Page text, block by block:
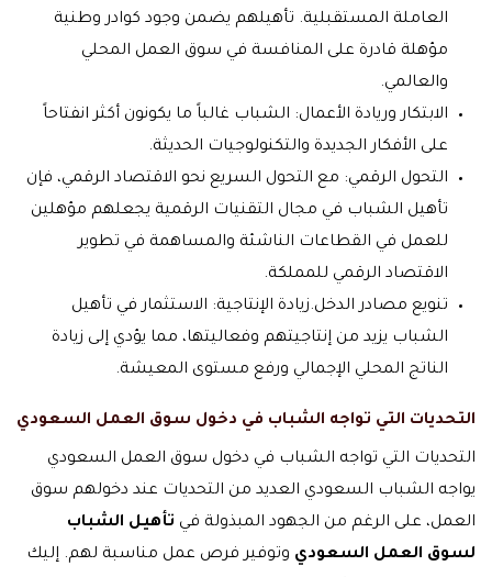
العاملة المستقبلية. تأهيلهم يضمن وجود كوادر وطنية
مؤهلة قادرة على المنافسة في سوق العمل المحلي
والعالمي.
الابتكار وريادة الأعمال: الشباب غالباً ما يكونون أكثر انفتاحاً
على الأفكار الجديدة والتكنولوجيات الحديثة.
التحول الرقمي: مع التحول السريع نحو الاقتصاد الرقمي، فإن
تأهيل الشباب في مجال التقنيات الرقمية يجعلهم مؤهلين
للعمل في القطاعات الناشئة والمساهمة في تطوير
الاقتصاد الرقمي للمملكة.
تنويع مصادر الدخل.زيادة الإنتاجية: الاستثمار في تأهيل
الشباب يزيد من إنتاجيتهم وفعاليتها، مما يؤدي إلى زيادة
الناتج المحلي الإجمالي ورفع مستوى المعيشة.
التحديات التي تواجه الشباب في دخول سوق العمل السعودي
التحديات التي تواجه الشباب في دخول سوق العمل السعودي
يواجه الشباب السعودي العديد من التحديات عند دخولهم سوق
العمل، على الرغم من الجهود المبذولة في تأهيل الشباب
لسوق العمل السعودي وتوفير فرص عمل مناسبة لهم. إليك